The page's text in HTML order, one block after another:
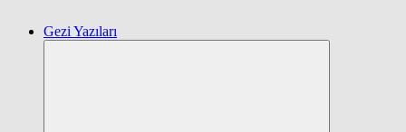
Gezi Yazıları